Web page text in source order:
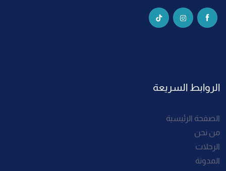
الروابط السريعة
الصفحة الرئيسية
من نحن
الرحلات
المدونة